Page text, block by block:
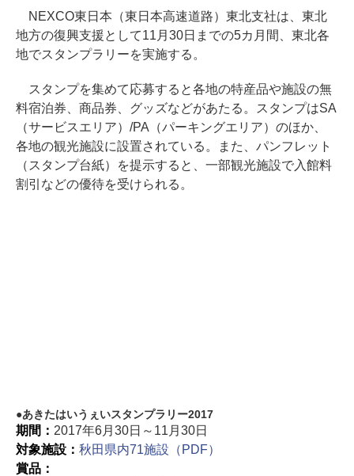
NEXCO東日本（東日本高速道路）東北支社は、東北
地方の復興支援として11月30日までの5カ月間、東北各
地でスタンプラリーを実施する。
スタンプを集めて応募すると各地の特産品や施設の無
料宿泊券、商品券、グッズなどがあたる。スタンプはSA
（サービスエリア）/PA（パーキングエリア）のほか、
各地の観光施設に設置されている。また、パンフレット
（スタンプ台紙）を提示すると、一部観光施設で入館料
割引などの優待を受けられる。
あきたはいうぇいスタンプラリー2017
期間： 2017年6月30日～11月30日
対象施設： 秋田県内71施設（PDF）
賞品：